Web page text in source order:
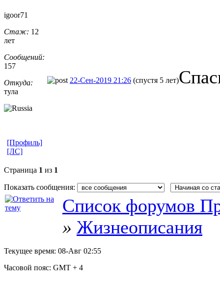
igoor71
Стаж: 12
лет
Сообщений:
157
Откуда:
тула
22-Сен-2019 21:26 (спустя 5 лет)
[Профиль]
[ЛС]
Страница 1 из 1
Показать сообщения:
Список форумов
» Жизнеописания
Текущее время: 08-Авг 02:55
Часовой пояс: GMT + 4